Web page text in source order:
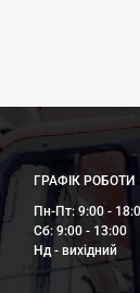
ГРАФІК РОБОТИ
Пн-Пт: 9:00 -
Сб: 9:00 - 13:00
Нд - вихідний